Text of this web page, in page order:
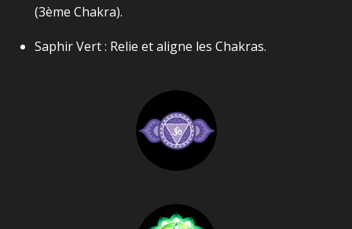
(3ème Chakra).
Saphir Vert : Relie et aligne les Chakras.